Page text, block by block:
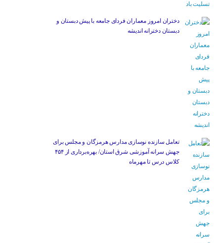
دختران امروز معماران فردای جامعه با پیش دبستان و
دبستان دخترانه اندیشه
تعامل سازنده نوسازی مدارس هرمزگان و مجلس برای
جهش سرانه آموزشی شرق استان/ بهره‌برداری از ۴۵۴
کلاس درس تا مهرماه